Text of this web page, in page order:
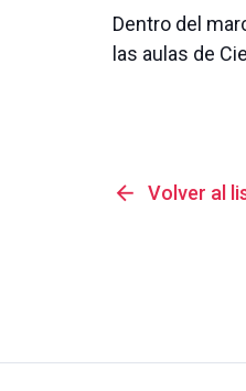
Dentro del
las aulas de
arrow_back Volver al